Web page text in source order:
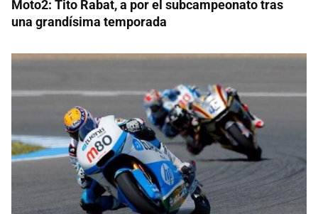
Moto2: Tito Rabat, a por el subcampeonato tras
una grandísima temporada